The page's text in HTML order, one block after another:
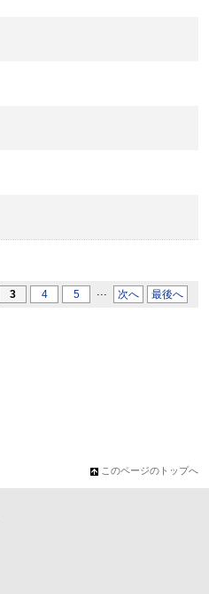
3 4 5 ... 次へ 最後へ
このページのトップへ